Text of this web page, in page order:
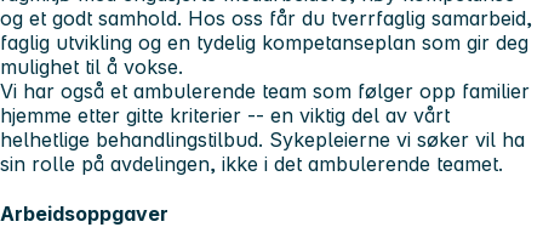
og et godt samhold. Hos oss får du tverrfaglig samarbeid,
faglig utvikling og en tydelig kompetanseplan som gir deg
mulighet til å vokse.
Vi har også et ambulerende team som følger opp familier
hjemme etter gitte kriterier -- en viktig del av vårt
helhetlige behandlingstilbud. Sykepleierne vi søker vil ha
sin rolle på avdelingen, ikke i det ambulerende teamet.
Arbeidsoppgaver